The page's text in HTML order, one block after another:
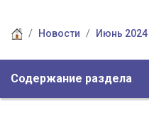
Новости Июнь 2024
Содержание раздела